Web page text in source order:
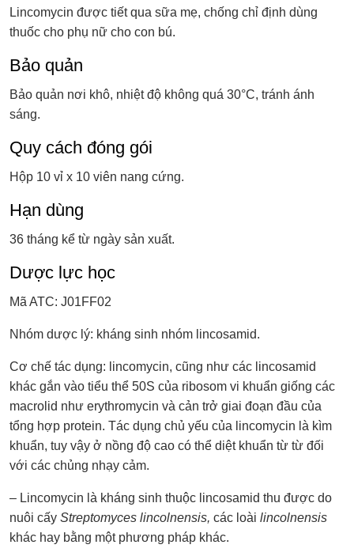
Lincomycin được tiết qua sữa mẹ, chống chỉ định dùng
thuốc cho phụ nữ cho con bú.
Bảo quản
Bảo quản nơi khô, nhiệt độ không quá 30°C, tránh ánh
sáng.
Quy cách đóng gói
Hộp 10 vỉ x 10 viên nang cứng.
Hạn dùng
36 tháng kể từ ngày sản xuất.
Dược lực học
Mã ATC: J01FF02
Nhóm dược lý: kháng sinh nhóm lincosamid.
Cơ chế tác dụng: lincomycin, cũng như các lincosamid
khác gắn vào tiểu thể 50S của ribosom vi khuẩn giống các
macrolid như erythromycin và cản trở giai đoạn đầu của
tổng hợp protein. Tác dụng chủ yếu của lincomycin là kìm
khuẩn, tuy vậy ở nồng độ cao có thể diệt khuẩn từ từ đối
với các chủng nhạy cảm.
– Lincomycin là kháng sinh thuộc lincosamid thu được do
nuôi cấy Streptomyces lincolnensis, các loài lincolnensis
khác hay bằng một phương pháp khác.